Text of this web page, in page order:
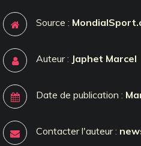
Source :
Auteur : Japhet Marcel
Date de publication :
Contacter l'auteur :